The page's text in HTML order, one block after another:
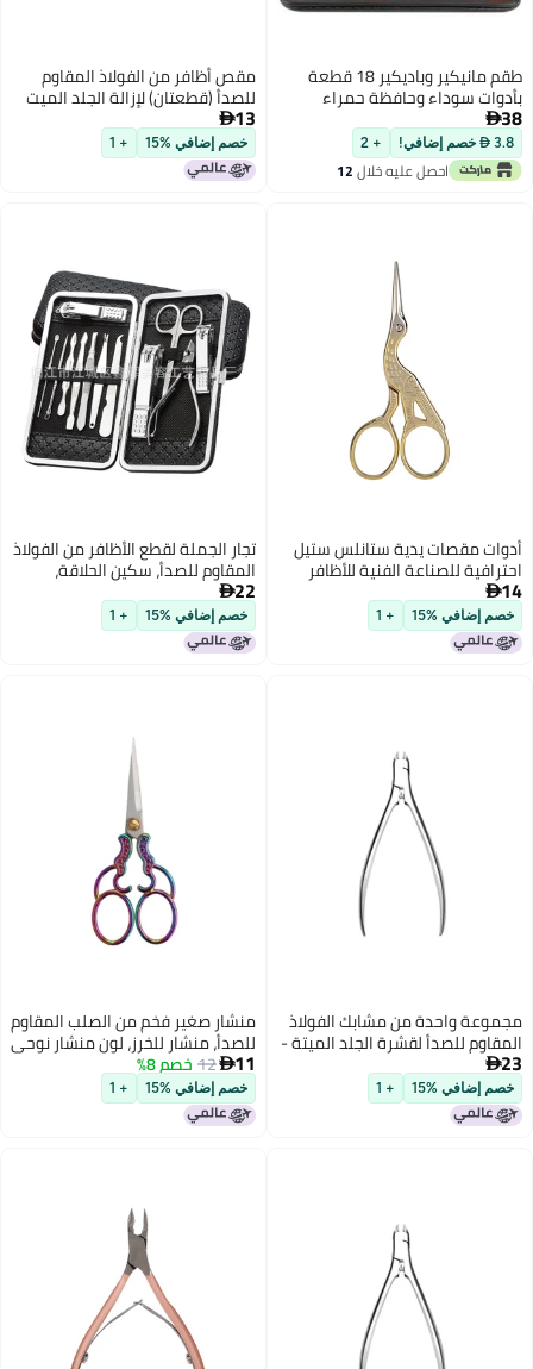
مقص أظافر من الفولاذ المقاوم
للصدأ (قطعتان) لإزالة الجلد الميت
حول الأظافر + أداة تنظيف الأظافر
الناشبة، مقص أظافر لليدين
والقدمين، أداة للعناية بالأظافر
13
خصم إضافي %15 + 1
تجار الجملة لقطع الأظافر من الفولاذ
المقاوم للصدأ، سكين الحلاقة،
مقصات الأظافر، أدوات قص حواجب
الجلد الميت، مجموعة أدوات
الحلاقة، مجموعة مقصات الأظافر
من 12 قطعة في حقيبة جلدية
22
خصم إضافي %15 + 1
منشار صغير فخم من الصلب المقاوم
للصدأ، منشار للخرز، لون منشار نوحي
الأنتيك ذي النقمة الحادة للصناعات
اليدوية
11
خصم إضافي %15 + 1